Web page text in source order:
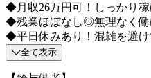
◆月収26万円可！しっかり稼
◆残業ほぼなし◎無理なく働
◆平日休みあり！混雑を避け
全て表示